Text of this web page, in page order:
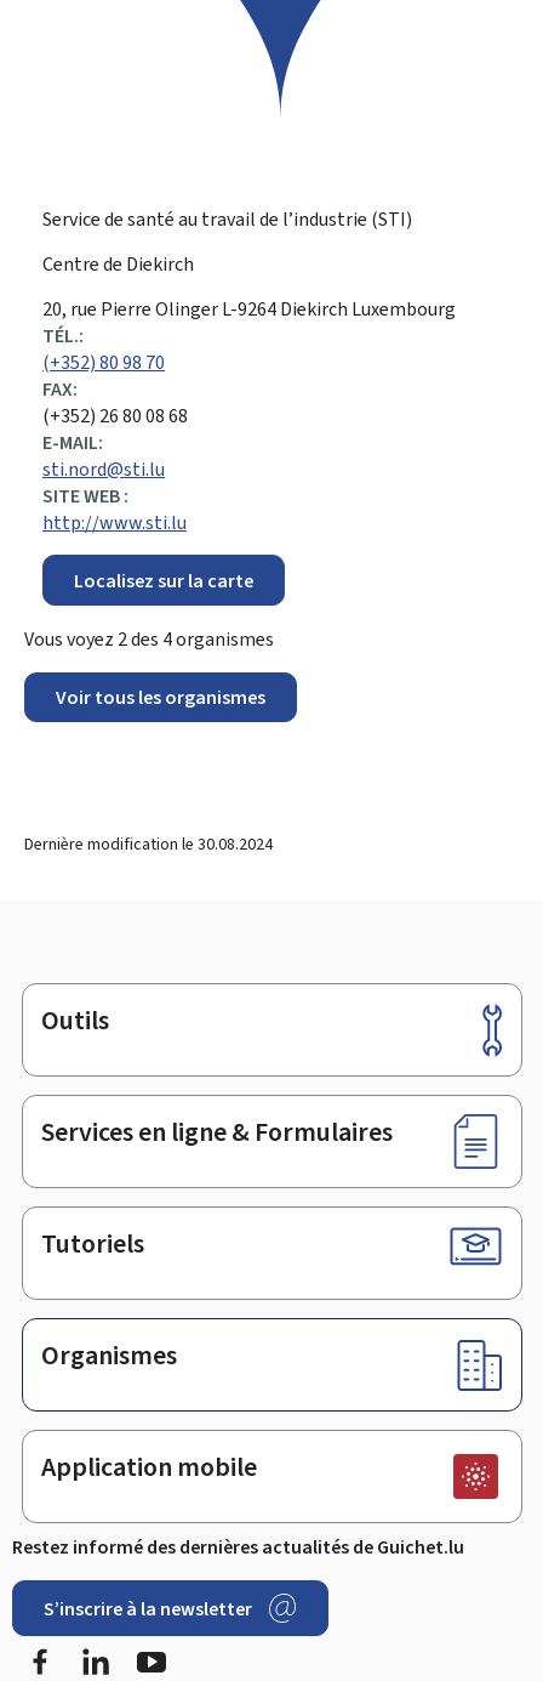
Service de santé au travail de l’industrie (STI)
Centre de Diekirch
ADRESSE
:
20, rue Pierre OlingerL-9264Diekirch Luxembourg
TÉL.:
(+352) 80 98 70
FAX:
(+352) 26 80 08 68
E-MAIL:
sti.nord@sti.lu
SITE WEB :
http://www.sti.lu
Localisez sur la carte
Vous voyez 2des 4organismes
Voir tous les organismes
Dernière modification le 30.08.2024
Pied
de
page
Outils
Services en ligne & Formulaires
Tutoriels
Organismes
Application mobile
Restez informé des dernières actualités de Guichet.lu
S’inscrire à la newsletter
FacebookLinkedIn